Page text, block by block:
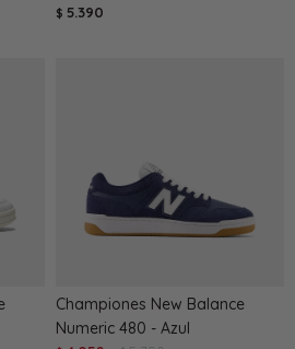
$ 5.390
Championes New Balance
Numeric 480 - Azul